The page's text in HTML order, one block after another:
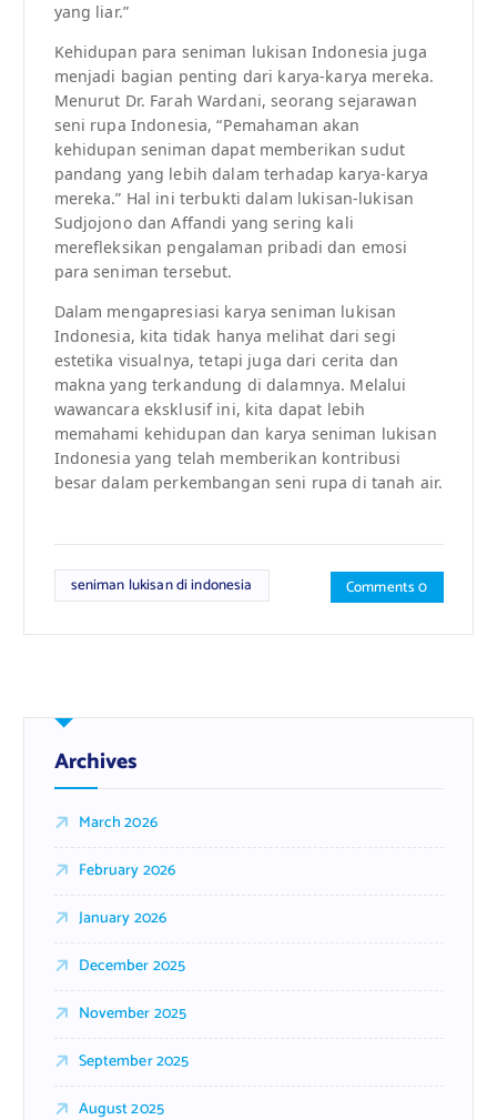
yang liar.”
Kehidupan para seniman lukisan Indonesia juga
menjadi bagian penting dari karya-karya mereka.
Menurut Dr. Farah Wardani, seorang sejarawan
seni rupa Indonesia, “Pemahaman akan
kehidupan seniman dapat memberikan sudut
pandang yang lebih dalam terhadap karya-karya
mereka.” Hal ini terbukti dalam lukisan-lukisan
Sudjojono dan Affandi yang sering kali
merefleksikan pengalaman pribadi dan emosi
para seniman tersebut.
Dalam mengapresiasi karya seniman lukisan
Indonesia, kita tidak hanya melihat dari segi
estetika visualnya, tetapi juga dari cerita dan
makna yang terkandung di dalamnya. Melalui
wawancara eksklusif ini, kita dapat lebih
memahami kehidupan dan karya seniman lukisan
Indonesia yang telah memberikan kontribusi
besar dalam perkembangan seni rupa di tanah air.
seniman lukisan di indonesia Comments 0
Archives
March 2026
February 2026
January 2026
December 2025
November 2025
September 2025
August 2025